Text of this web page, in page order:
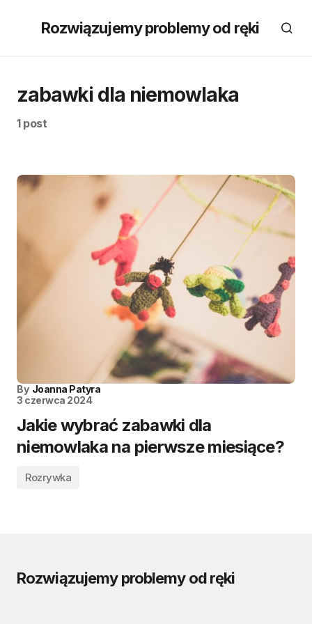
Rozwiązujemy problemy od ręki
zabawki dla niemowlaka
1 post
By Joanna Patyra
3 czerwca 2024
Jakie wybrać zabawki dla
niemowlaka na pierwsze miesiące?
Rozrywka
Rozwiązujemy problemy od ręki